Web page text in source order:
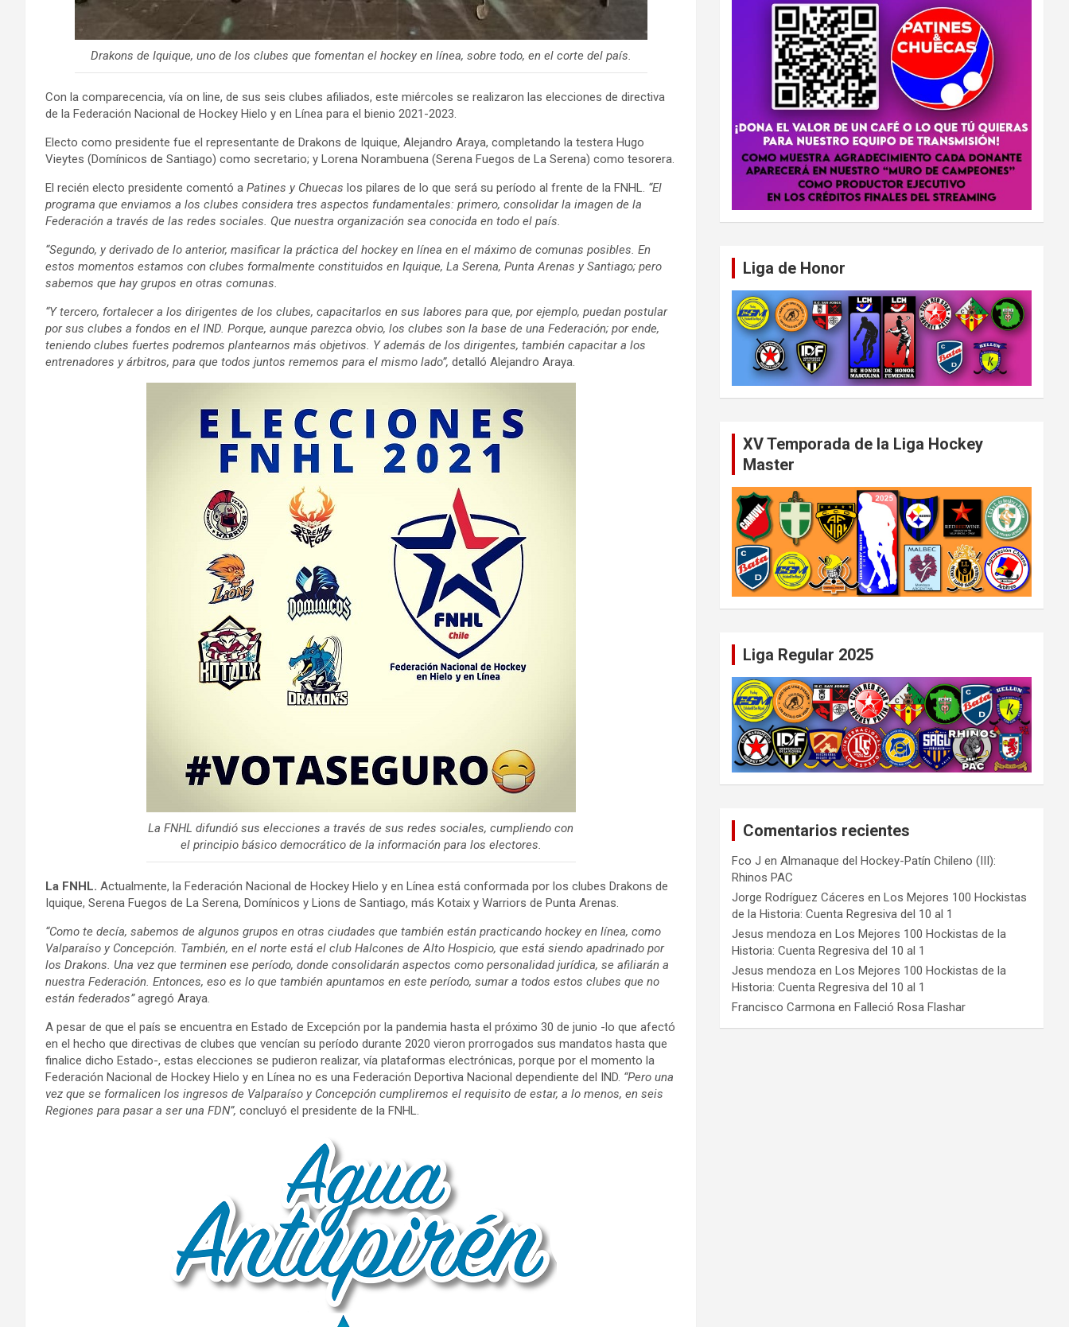
Drakons de Iquique, uno de los clubes que fomentan el hockey en línea, sobre todo, en el corte del país.
Con la comparecencia, vía on line, de sus seis clubes afiliados, este miércoles se realizaron las elecciones de directiva
de la Federación Nacional de Hockey Hielo y en Línea para el bienio 2021-2023.
Electo como presidente fue el representante de Drakons de Iquique, Alejandro Araya, completando la testera Hugo
Vieytes (Domínicos de Santiago) como secretario; y Lorena Norambuena (Serena Fuegos de La Serena) como tesorera.
El recién electo presidente comentó a Patines y Chuecas los pilares de lo que será su período al frente de la FNHL. “El
programa que enviamos a los clubes considera tres aspectos fundamentales: primero, consolidar la imagen de la
Federación a través de las redes sociales. Que nuestra organización sea conocida en todo el país.
“Segundo, y derivado de lo anterior, masificar la práctica del hockey en línea en el máximo de comunas posibles. En
estos momentos estamos con clubes formalmente constituidos en Iquique, La Serena, Punta Arenas y Santiago; pero
sabemos que hay grupos en otras comunas.
“Y tercero, fortalecer a los dirigentes de los clubes, capacitarlos en sus labores para que, por ejemplo, puedan postular
por sus clubes a fondos en el IND. Porque, aunque parezca obvio, los clubes son la base de una Federación; por ende,
teniendo clubes fuertes podremos plantearnos más objetivos. Y además de los dirigentes, también capacitar a los
entrenadores y árbitros, para que todos juntos rememos para el mismo lado”, detalló Alejandro Araya.
La FNHL difundió sus elecciones a través de sus redes sociales, cumpliendo con
el principio básico democrático de la información para los electores.
La FNHL. Actualmente, la Federación Nacional de Hockey Hielo y en Línea está conformada por los clubes Drakons de
Iquique, Serena Fuegos de La Serena, Domínicos y Lions de Santiago, más Kotaix y Warriors de Punta Arenas.
“Como te decía, sabemos de algunos grupos en otras ciudades que también están practicando hockey en línea, como
Valparaíso y Concepción. También, en el norte está el club Halcones de Alto Hospicio, que está siendo apadrinado por
los Drakons. Una vez que terminen ese período, donde consolidarán aspectos como personalidad jurídica, se afiliarán a
nuestra Federación. Entonces, eso es lo que también apuntamos en este período, sumar a todos estos clubes que no
están federados”agregó Araya.
A pesar de que el país se encuentra en Estado de Excepción por la pandemia hasta el próximo 30 de junio -lo que afectó
en el hecho que directivas de clubes que vencían su período durante 2020 vieron prorrogados sus mandatos hasta que
finalice dicho Estado-, estas elecciones se pudieron realizar, vía plataformas electrónicas, porque por el momento la
Federación Nacional de Hockey Hielo y en Línea no es una Federación Deportiva Nacional dependiente del IND. “Pero una
vez que se formalicen los ingresos de Valparaíso y Concepción cumpliremos el requisito de estar, a lo menos, en seis
Regiones para pasar a ser una FDN”, concluyó el presidente de la FNHL.
Liga de Honor
XV Temporada de la Liga Hockey
Master
Liga Regular 2025
Comentarios recientes
Fco J enAlmanaque del Hockey-Patín Chileno (III):
Rhinos PAC
Jorge Rodríguez Cáceres enLos Mejores 100 Hockistas
de la Historia: Cuenta Regresiva del 10 al 1
Jesus mendoza enLos Mejores 100 Hockistas de la
Historia: Cuenta Regresiva del 10 al 1
Jesus mendoza enLos Mejores 100 Hockistas de la
Historia: Cuenta Regresiva del 10 al 1
Francisco Carmona enFalleció Rosa Flashar